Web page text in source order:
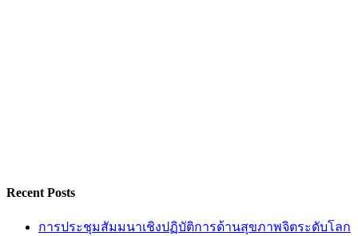
Recent Posts
การประชุมสัมมนาเชิงปฏิบัติการด้านสุขภาพจิตระดับโลก